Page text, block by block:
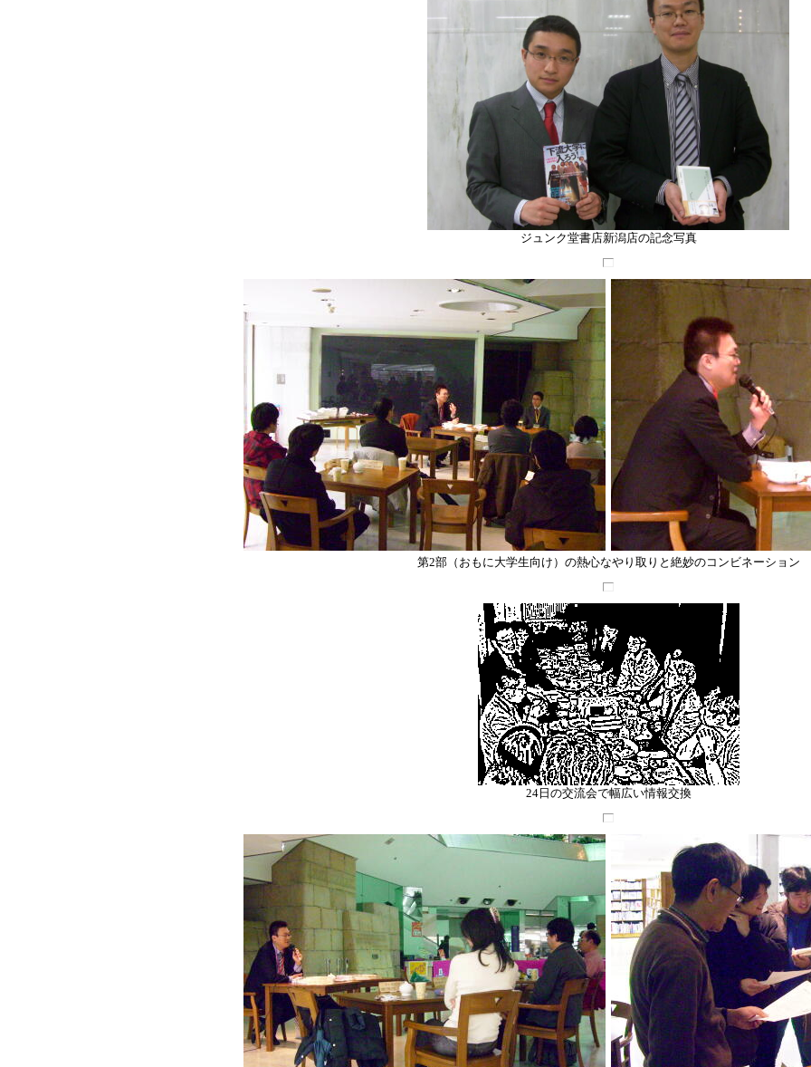
ジュンク堂書店新潟店の記念写真
第2部（おもに大学生向け）の熱心なやり取りと絶妙のコンビネーション
24日の交流会で幅広い情報交換